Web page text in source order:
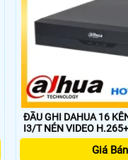
ĐẦU GHI DAHUA 16
I3/T NÉN VIDEO H.265+
Giá